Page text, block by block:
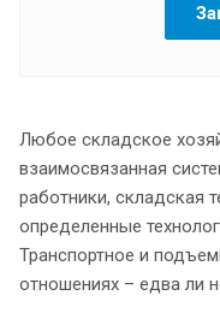
Любое складское
взаимосвязанная
работники, складская
определенные
Транспортное и
отношениях – едва ли